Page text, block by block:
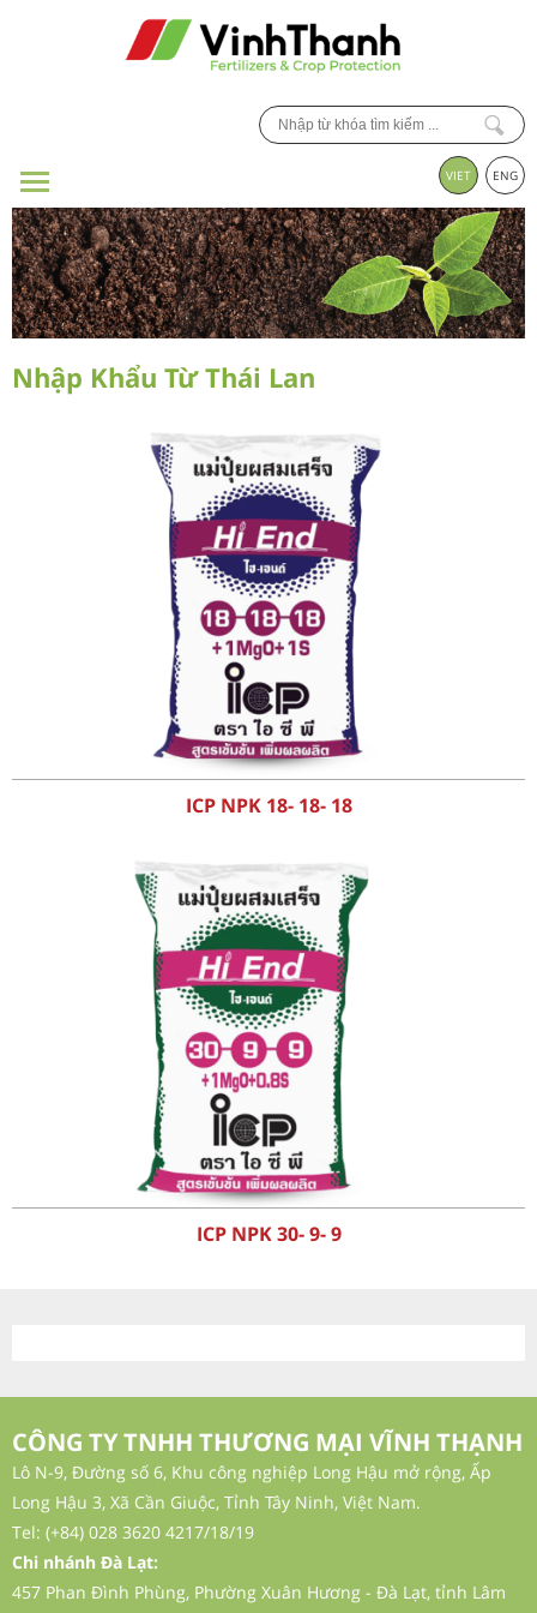
VIET ENG
Nhập Khẩu Từ Thái Lan
ICP NPK 18- 18- 18
ICP NPK 30- 9- 9
CÔNG TY TNHH THƯƠNG MẠI VĨNH THẠNH
Lô N-9, Đường số 6, Khu công nghiệp Long Hậu mở rộng, Ấp
Long Hậu 3, Xã Cần Giuộc, Tỉnh Tây Ninh, Việt Nam.
Tel: (+84) 028 3620 4217/18/19
Chi nhánh Đà Lạt:
457 Phan Đình Phùng, Phường Xuân Hương - Đà Lạt, tỉnh Lâm